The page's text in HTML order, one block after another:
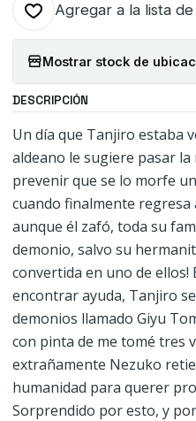
Agregar a la lista
Mostrar stock de
DESCRIPCIÓN
Un día que Tanjiro estaba
aldeano le sugiere pasar la
prevenir que se lo morfe
cuando finalmente regresa
aunque él zafó, toda su
demonio, salvo su
convertida en uno de ellos!
encontrar ayuda, Tanjiro
demonios llamado Giyu
con pinta de me tomé tres
extrañamente Nezuko
humanidad para querer
Sorprendido por esto, y